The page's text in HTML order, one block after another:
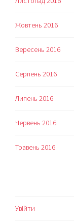
Жовтень 2016
Вересень 2016
Серпень 2016
Липень 2016
Червень 2016
Травень 2016
Увійти